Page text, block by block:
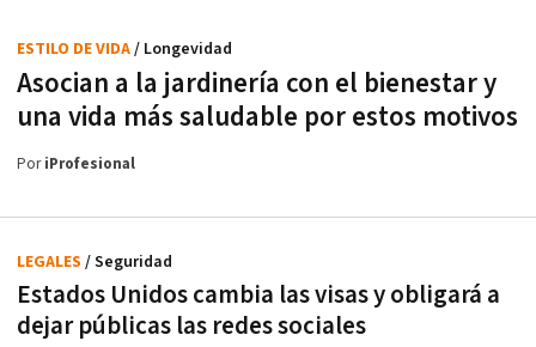
Asocian a la jardinería con el bienestar y
una vida más saludable por estos motivos
ESTILO DE VIDA/ Longevidad
PoriProfesional
Estados Unidos cambia las visas y obligará a
dejar públicas las redes sociales
LEGALES / Seguridad